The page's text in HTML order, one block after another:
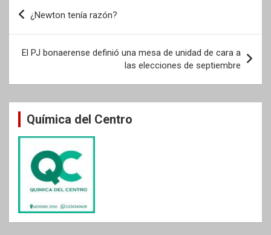
Navegación
entradas
¿Newton tenía razón?
El PJ bonaerense definió una mesa de unidad de cara a
las elecciones de septiembre
Química del Centro